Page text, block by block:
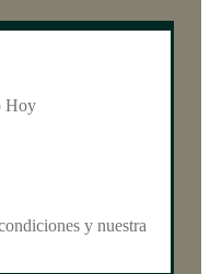
Hoy
y nuestra